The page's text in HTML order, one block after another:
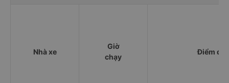
Nhà xe
Giờ
chạy
Điểm đi